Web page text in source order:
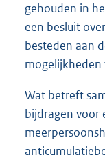
gehouden in
een besluit
besteden aan
Wat betreft
bijdragen voor